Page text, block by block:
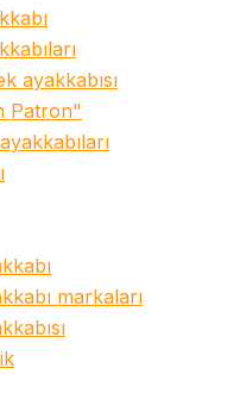
ayakkabısı
Patron"
markaları